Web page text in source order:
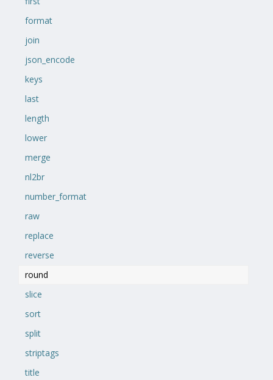
format
join
json_encode
keys
last
length
lower
merge
nl2br
number_format
raw
replace
reverse
round
slice
sort
split
striptags
title